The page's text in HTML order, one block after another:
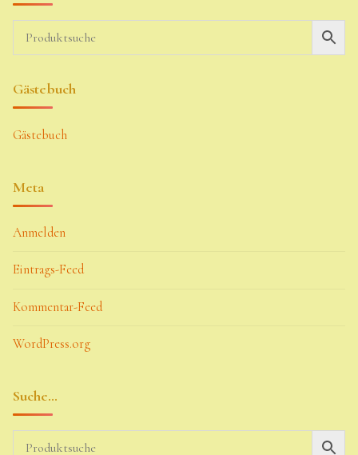
Gästebuch
Gästebuch
Meta
Anmelden
Eintrags-Feed
Kommentar-Feed
WordPress.org
Suche…